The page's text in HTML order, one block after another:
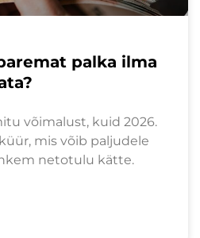
palka ilma
võimalust, kuid 2026.
mis võib paljudele
netotulu kätte.